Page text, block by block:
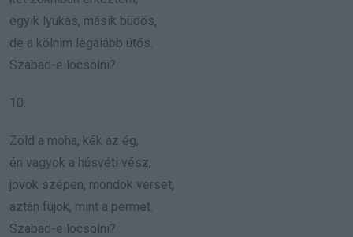
egyik lyukas, másik büdös,
de a kölnim legalább ütős.
Szabad-e locsolni?
10.
Zöld a moha, kék az ég,
én vagyok a húsvéti vész,
jövök szépen, mondok verset,
aztán fújok, mint a permet.
Szabad-e locsolni?